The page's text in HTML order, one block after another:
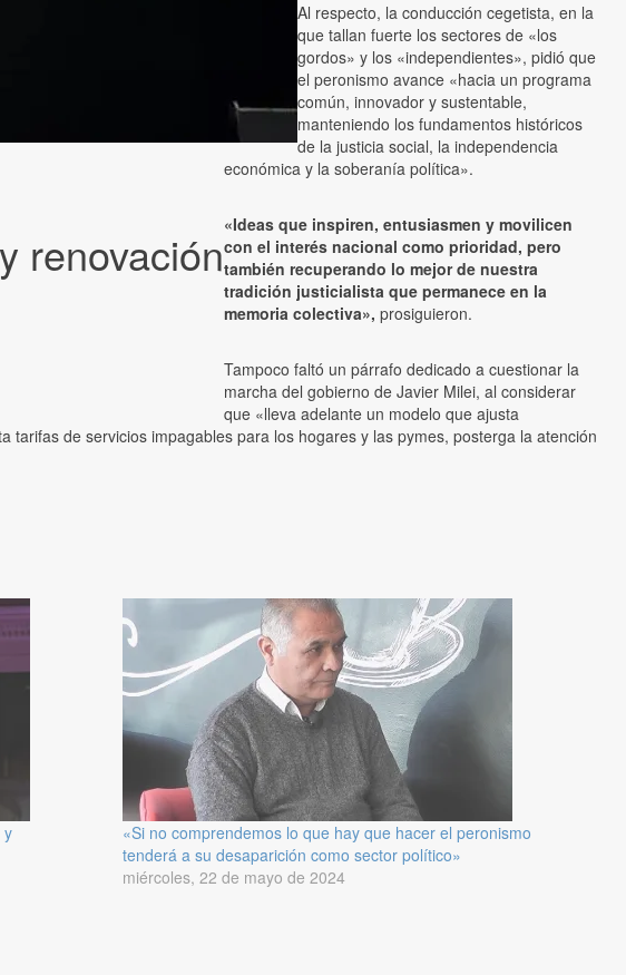
renovación
Al respecto, la conducción cegetista, en la
que tallan fuerte los sectores de «los
gordos» y los «independientes», pidió que
el peronismo avance «hacia un programa
común, innovador y sustentable,
manteniendo los fundamentos históricos
de la justicia social, la independencia
económica y la soberanía política».
«Ideas que inspiren, entusiasmen y movilicen
con el interés nacional como prioridad, pero
también recuperando lo mejor de nuestra
tradición justicialista que permanece en la
memoria colectiva», prosiguieron.
Tampoco faltó un párrafo dedicado a cuestionar la
marcha del gobierno de Javier Milei, al considerar
que «lleva adelante un modelo que ajusta
de servicios impagables para los hogares y las pymes, posterga la atención
y
«Si no comprendemos lo que hay que hacer el peronismo
tenderá a su desaparición como sector político»
miércoles, 22 de mayo de 2024